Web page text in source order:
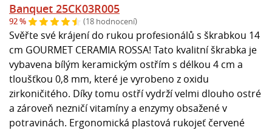
Banquet 25CK03R005
92 % (18 hodnocení)
Svěřte své krájení do rukou profesionálů s škrabkou 14
cm GOURMET CERAMIA ROSSA! Tato kvalitní škrabka je
vybavena bílým keramickým ostřím s délkou 4 cm a
tloušťkou 0,8 mm, které je vyrobeno z oxidu
zirkoničitého. Díky tomu ostří vydrží velmi dlouho ostré
a zároveň nezničí vitamíny a enzymy obsažené v
potravinách. Ergonomická plastová rukojeť červené